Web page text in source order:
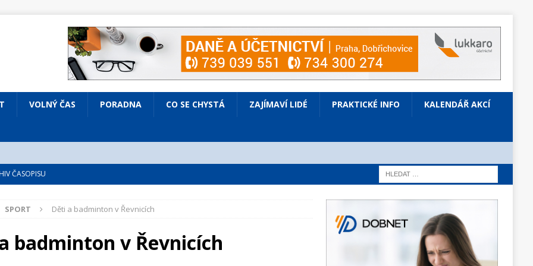
VOLNÝ ČAS PORADNA CO SE CHYSTÁ ZAJÍMAVÍ LIDÉ PRAKTICKÉ INFO KALENDÁŘ AKCÍ
ČASOPISU
VOLNÝ ČAS
Prodaná nevěsta
SPORT Děti a badminton v Řevnicích
badminton v Řevnicích